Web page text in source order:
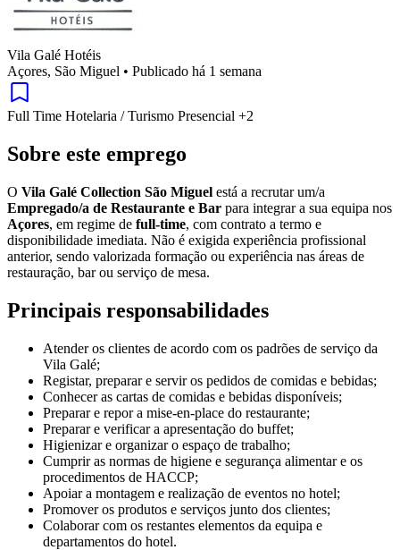
Vila Galé Hotéis
Açores, São Miguel • Publicado há 1 semana
Full Time Hotelaria / Turismo Presencial +2
Sobre este emprego
O Vila Galé Collection São Miguel está a recrutar um/a
Empregado/a de Restaurante e Bar para integrar a sua equipa nos
Açores, em regime de full-time, com contrato a termo e
disponibilidade imediata. Não é exigida experiência profissional
anterior, sendo valorizada formação ou experiência nas áreas de
restauração, bar ou serviço de mesa.
Principais responsabilidades
Atender os clientes de acordo com os padrões de serviço da
Vila Galé;
Registar, preparar e servir os pedidos de comidas e bebidas;
Conhecer as cartas de comidas e bebidas disponíveis;
Preparar e repor a mise-en-place do restaurante;
Preparar e verificar a apresentação do buffet;
Higienizar e organizar o espaço de trabalho;
Cumprir as normas de higiene e segurança alimentar e os
procedimentos de HACCP;
Apoiar a montagem e realização de eventos no hotel;
Promover os produtos e serviços junto dos clientes;
Colaborar com os restantes elementos da equipa e
departamentos do hotel.